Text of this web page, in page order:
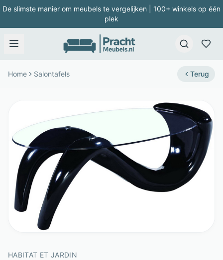
De slimste manier om meubels te vergelijken | 100+ winkels op één
plek
Home Salontafels Terug
HABITAT ET JARDIN